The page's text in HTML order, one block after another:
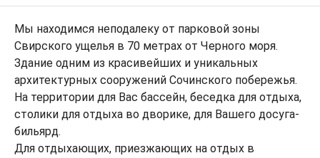
Мы находимся неподалеку от парковой зоны
Свирского ущелья в 70 метрах от Черного моря.
Здание одним из красивейших и уникальных
архитектурных сооружений Сочинского побережья.
На территории для Вас бассейн, беседка для отдыха,
столики для отдыха во дворике, для Вашего досуга-
бильярд.
Для отдыхающих, приезжающих на отдых в